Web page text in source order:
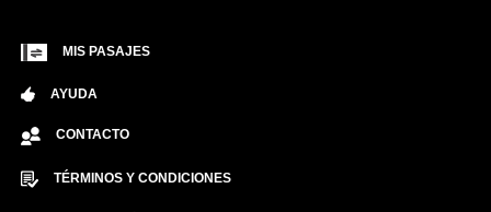
MIS PASAJES
AYUDA
CONTACTO
TÉRMINOS Y CONDICIONES